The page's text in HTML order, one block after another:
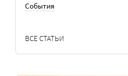
События
ВСЕ СТАТЬИ